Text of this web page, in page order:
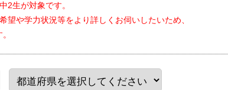
2生が対象です。
望や学力状況等をより詳しくお伺いしたいため、